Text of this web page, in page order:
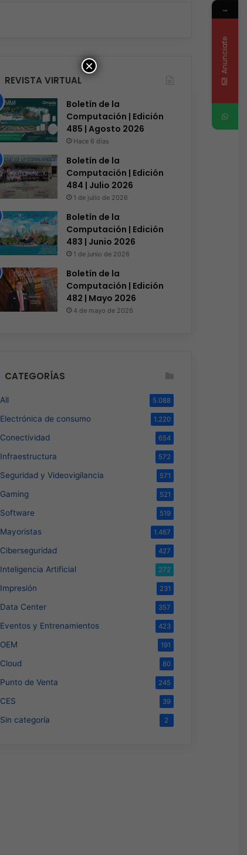
REVISTA VIRTUAL
Boletín de la
Computación | Edición
485 | Agosto 2026
Hace 6 días
Boletín de la
Computación | Edición
484 | Julio 2026
1 de julio de 2026
Boletín de la
Computación | Edición
483 | Junio 2026
1 de junio de 2026
Boletín de la
Computación | Edición
482 | Mayo 2026
4 de mayo de 2026
CATEGORÍAS
All 5.088
Electrónica de consumo 1.220
Conectividad 654
Infraestructura 572
Seguridad y Videovigilancia 571
Gaming 521
Software 519
Mayoristas 1.467
Ciberseguridad 427
Inteligencia Artificial 272
Impresión 231
Data Center 357
Eventos y Entrenamientos 423
OEM 191
Cloud 80
Punto de Venta 245
CES 39
Sin categoría 2
×
→
Anunciate